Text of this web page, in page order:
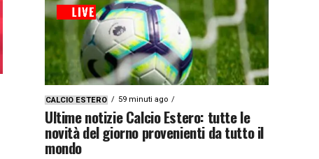
CALCIO ESTERO 59 minuti ago
Ultime notizie Calcio Estero: tutte le
novità del giorno provenienti da tutto il
mondo